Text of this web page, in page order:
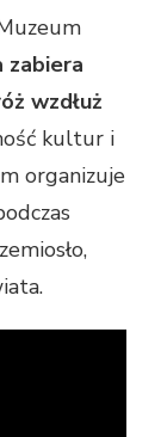
zabiera
wzdłuż
kultur i
organizuje